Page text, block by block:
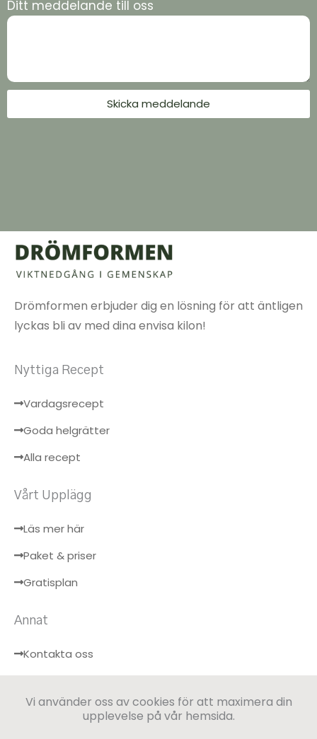
Ditt meddelande till oss
Skicka meddelande
Drömformen erbjuder dig en lösning för att äntligen
lyckas bli av med dina envisa kilon!
Nyttiga Recept
Vardagsrecept
Goda helgrätter
Alla recept
Vårt Upplägg
Läs mer här
Paket & priser
Gratisplan
Annat
Kontakta oss
Logga in
Vi använder oss av cookies för att maximera din
upplevelse på vår hemsida.